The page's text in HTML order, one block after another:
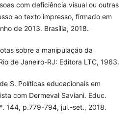
com deficiência visual ou outras
ao texto impresso, firmado em
de 2013. Brasília, 2018.
sobre a manipulação da
de Janeiro-RJ: Editora LTC, 1963.
S. Políticas educacionais em
com Dermeval Saviani. Educ.
144, p.779-794, jul.-set., 2018.